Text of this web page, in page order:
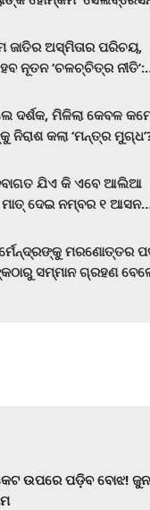
ଅସ୍ମିତାର ପରିଚୟ,
ନୂତନ ‘ଚଳଚ୍ଚିତ୍ର ନୀତି’:
ଦର୍ଶକ, ମିଳିଲା କେବଳ
ନିରାଶ କଲା ‘ମନ୍ତ୍ର
ଯିଏ କି ଏବେ ଆଲିଆ
ଦେଇ ନମ୍ବର ୧ ଆସନ
ମରଣୋତ୍ତର
ସମ୍ମାନ ଗ୍ରହଣ
ଉପରେ ପଡ଼ିବ ବୋଝ!